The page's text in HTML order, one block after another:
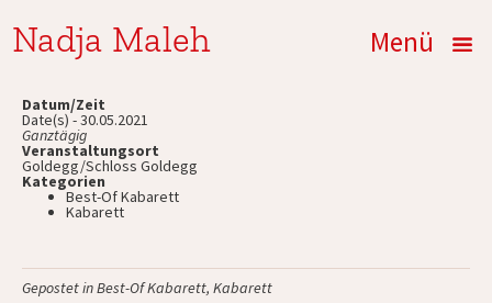
Nadja Maleh Menü
Datum/Zeit
Date(s) - 30.05.2021
Ganztägig
Veranstaltungsort
Goldegg/Schloss Goldegg
Kategorien
Best-Of Kabarett
Kabarett
Gepostet inBest-Of Kabarett, Kabarett